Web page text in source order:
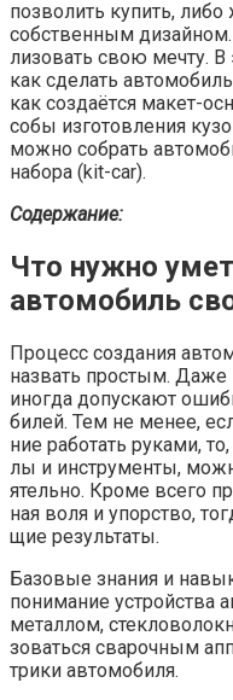
поз­во­лить купить,
соб­ствен­ным
ли­зо­вать свою меч­ту. В
как сде­лать
как созда­ёт­ся макет-
со­бы изго­тов­ле­ния
мож­но собрать
набо­ра (kit-car).
Содер­жа­ние:
Что нужно
автомобиль
Про­цесс созда­ния
назвать про­стым. Даже
ино­гда допус­ка­ют
би­лей. Тем не менее,
ние рабо­тать рука­ми,
лы и инстру­мен­ты,
я­тель­но. Кро­ме все­го
ная воля и упор­ство,
щие результаты.
Базо­вые зна­ния и
пони­ма­ние устрой­ства
метал­лом,
зо­вать­ся сва­роч­ным
три­ки автомобиля.